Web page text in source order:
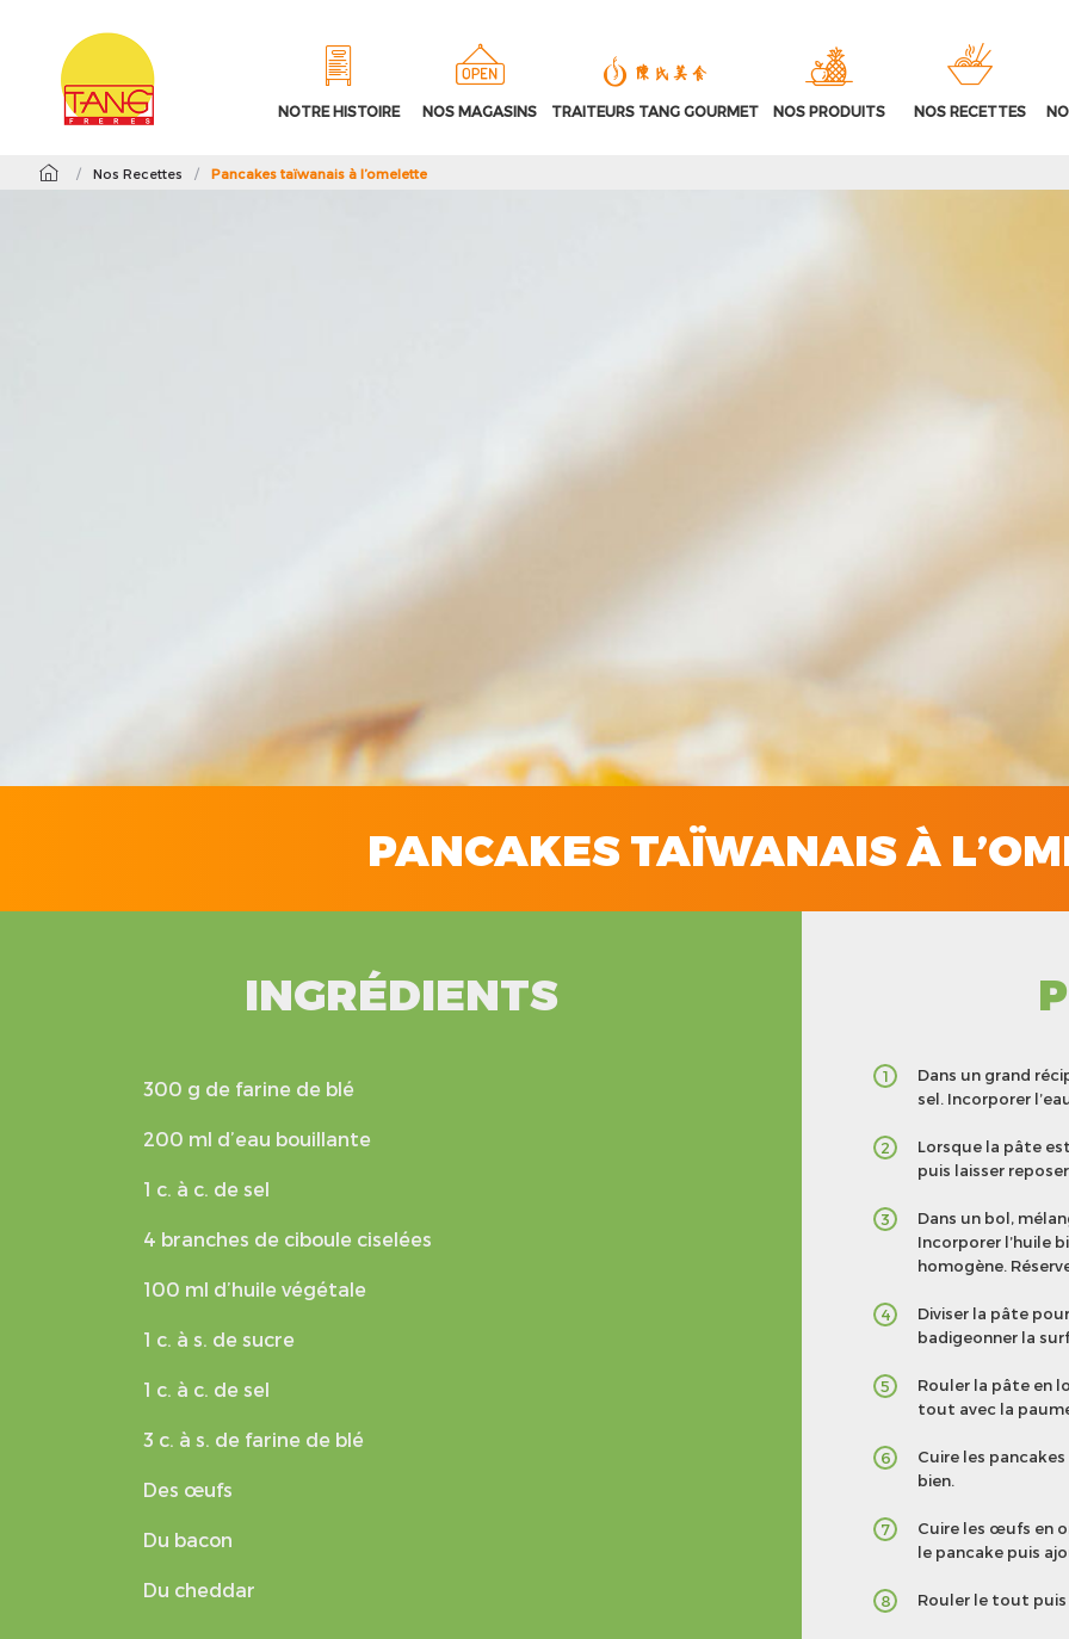
NOTRE HISTOIRE NOS MAGASINS TRAITEURS TANG GOURMET NOS PRODUITS NOS RECETTES
/ Nos Recettes / Pancakes taïwanais à l’omelette
PANCAKES TAÏWANAIS À
INGRÉDIENTS
300 g de farine de blé
200 ml d’eau bouillante
1 c. à c. de sel
4 branches de ciboule ciselées
100 ml d’huile végétale
1 c. à s. de sucre
1 c. à c. de sel
3 c. à s. de farine de blé
Des œufs
Du bacon
Du cheddar
1
Dans un grand
sel. Incorporer
2
Lorsque la pâte
puis laisser
3
Dans un bol,
Incorporer l’huile
homogène.
4
Diviser la pâte
badigeonner la
5
Rouler la pâte en
tout avec la
6
Cuire les
bien.
7
Cuire les œufs en
le pancake puis
8 Rouler le tout